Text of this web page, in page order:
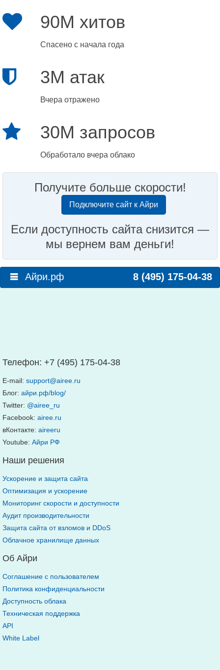
90M хитов
Спасено с начала года
3M атак
Вчера отражено
30M запросов
Обработало вчера облако
Получите больше скорости!
Подключите сайт к Айри
Если доступность сайта снизится —
мы вернем вам деньги!
Айри.рф 8 (495) 175-04-38
Телефон: +7 (495) 175-04-38
E-mail: support@airee.ru
Блог: айри.рф/blog/
Twitter: @airee_ru
Facebook: airee.ru
вКонтакте: aireeru
Youtube: Айри РФ
Наши решения
Ускорение и защита сайта
Оптимизация и ускорение
Мониторинг скорости и доступности
Аудит производительности
Защита сайта от взломов и DDoS
Облачное хранилище данных
Об Айри
Соглашение с пользователем
Политика конфиденциальности
Доступность облака
Техническая поддержка
API
White Label